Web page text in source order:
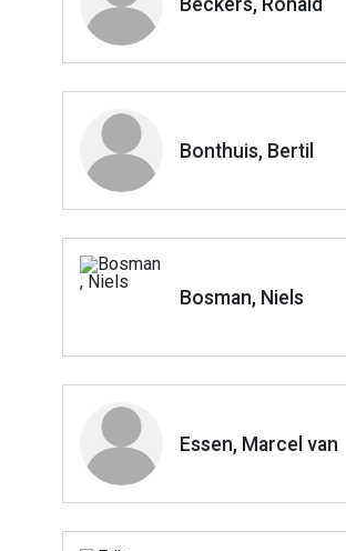
Bonthuis, Bertil
Bosman, Niels
Essen, Marcel van